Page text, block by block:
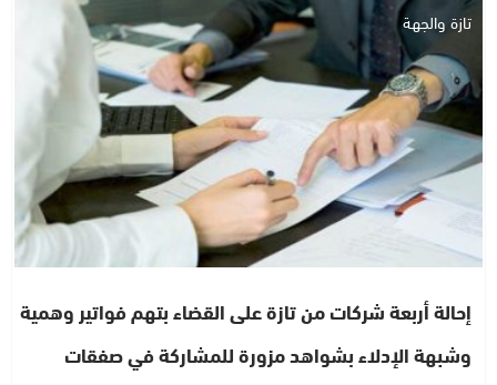
تازة والجهة
إحالة أربعة شركات من تازة على القضاء بتهم فواتير وهمية
وشبهة الإدلاء بشواهد مزورة للمشاركة في صفقات